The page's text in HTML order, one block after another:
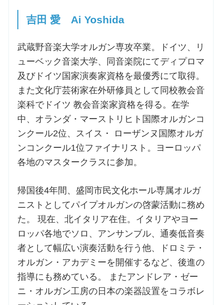
吉田 愛 Ai Yoshida
武蔵野音楽大学オルガン専攻卒業。ドイツ、リ
ューベック音楽大学、同音楽院にてディプロマ
及びドイツ国家演奏家資格を最優秀にて取得。
また文化庁芸術家在外研修員として同校教会音
楽科でドイツ 教会音楽家資格を得る。在学
中、オランダ・マーストリヒト国際オルガンコ
ンクール2位、スイス・ ローザンヌ国際オルガ
ンコンクール1位ファイナリスト。ヨーロッパ
各地のマスタークラスに参加。
帰国後4年間、盛岡市民文化ホール専属オルガ
ニストとしてパイプオルガンの啓蒙活動に務め
た。 現在、北イタリア在住。イタリアやヨー
ロッパ各地でソロ、アンサンブル、通奏低音奏
者として幅広い演奏活動を行う他、ドロミテ・
オルガン・アカデミーを開催するなど、後進の
指導にも務めている。 またアンドレア・ゼー
ニ・オルガン工房の日本の楽器設置をコラボレ